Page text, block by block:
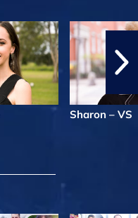
Sharon – VS